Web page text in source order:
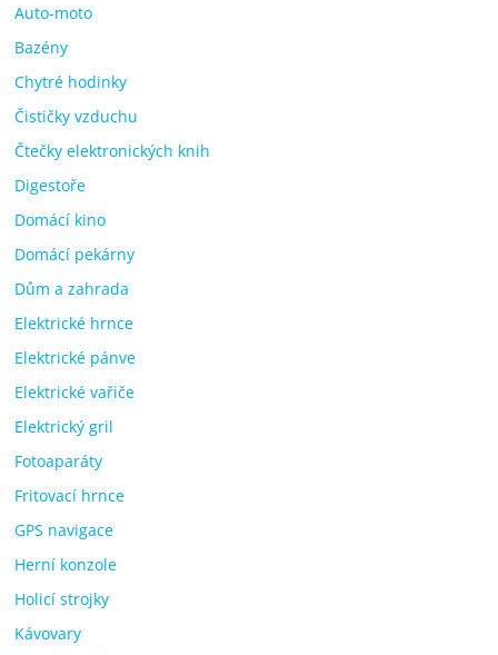
Auto-moto
Bazény
Chytré hodinky
Čističky vzduchu
Čtečky elektronických knih
Digestoře
Domácí kino
Domácí pekárny
Dům a zahrada
Elektrické hrnce
Elektrické pánve
Elektrické vařiče
Elektrický gril
Fotoaparáty
Fritovací hrnce
GPS navigace
Herní konzole
Holicí strojky
Kávovary